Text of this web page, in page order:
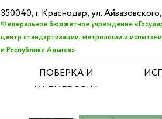
Федеральное бюджетное учреждение
центр стандартизации, метрологии и
и Республике Адыгея»
350040, г. Краснодар, ул.
ПОВЕРКА И
КАЛИБРОВКА